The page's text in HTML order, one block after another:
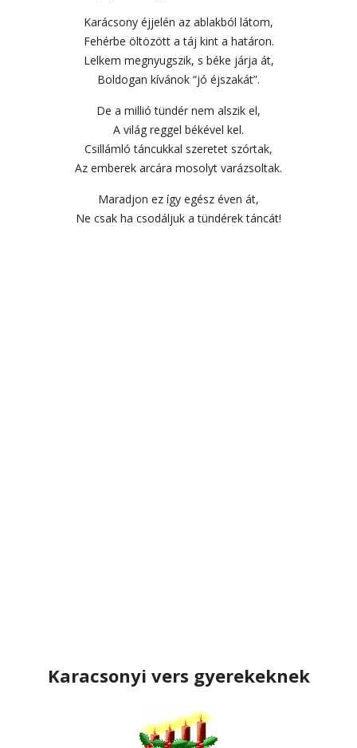
Karácsony éjjelén az ablakból látom,
Fehérbe öltözött a táj kint a határon.
Lelkem megnyugszik, s béke járja át,
Boldogan kívánok “jó éjszakát”.
De a millió tündér nem alszik el,
A világ reggel békével kel.
Csillámló táncukkal szeretet szórtak,
Az emberek arcára mosolyt varázsoltak.
Maradjon ez így egész éven át,
Ne csak ha csodáljuk a tündérek táncát!
Karacsonyi vers gyerekeknek